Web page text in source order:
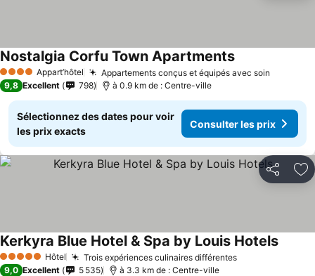
4 Étoiles Appart’hôtel Appartements conçus et équipés avec soin
Nostalgia Corfu Town ApartmentsConsulter les
9,8 Excellent 798 à 0.9 km de : Centre-ville
Sélectionnez des dates pour voir
les prix exacts
Consulter les prix
Partager
5 Étoiles Hôtel Trois expériences culinaires différentesConsulter les
Kerkyra Blue Hotel & Spa by Louis Hotels
9,0 Excellent 5 535 à 3.3 km de : Centre-ville